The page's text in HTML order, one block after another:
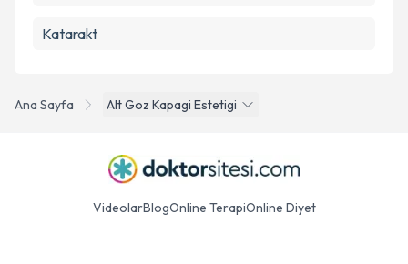
Ana Sayfa Alt Goz Kapagi Estetigi
Katarakt
VideolarBlogOnline TerapiOnline Diyet